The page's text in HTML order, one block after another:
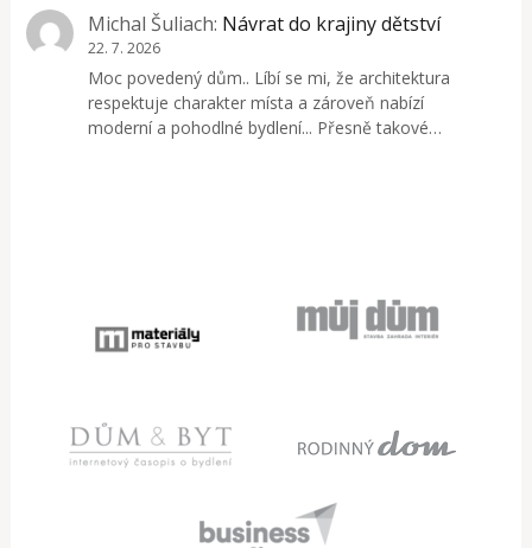
Michal Šuliach: Návrat do krajiny dětství
22. 7. 2026
Moc povedený dům.. Líbí se mi, že architektura
respektuje charakter místa a zároveň nabízí
moderní a pohodlné bydlení... Přesně takové…